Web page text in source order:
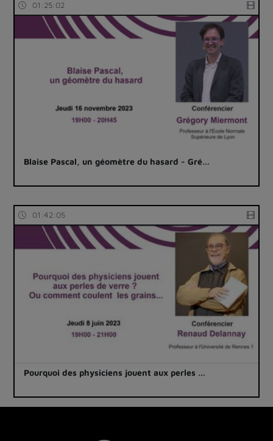
01:25:02
Blaise Pascal, un géomètre du hasard - Gré…
01:42:05
Pourquoi des physiciens jouent aux perles …